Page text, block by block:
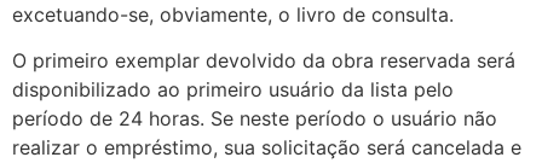
excetuando-se, obviamente, o livro de consulta.
O primeiro exemplar devolvido da obra reservada será
disponibilizado ao primeiro usuário da lista pelo
período de 24 horas. Se neste período o usuário não
realizar o empréstimo, sua solicitação será cancelada e